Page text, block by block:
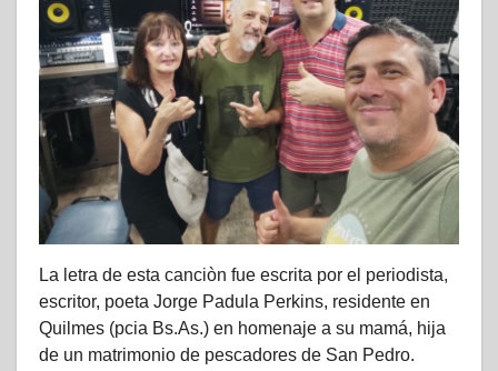
La letra de esta canciòn fue escrita por el periodista,
escritor, poeta Jorge Padula Perkins, residente en
Quilmes (pcia Bs.As.) en homenaje a su mamá, hija
de un matrimonio de pescadores de San Pedro.